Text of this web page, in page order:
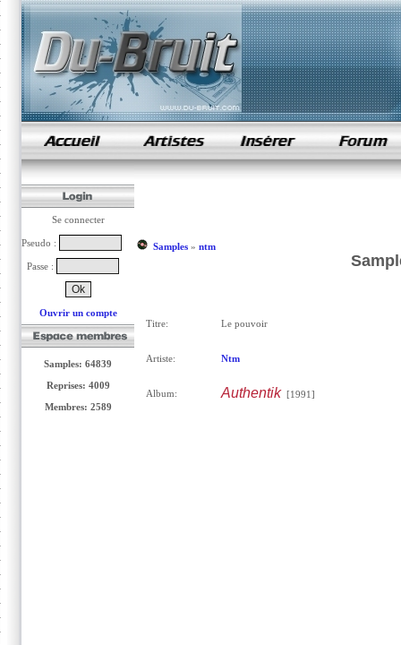
samples de rap
Se connecter
Pseudo :
Passe :
Ouvrir un compte
Samples: 64839
Reprises: 4009
Membres: 2589
Samples» ntm
Titre: Le pouvoir
Artiste: Ntm
Album: Authentik[1991]